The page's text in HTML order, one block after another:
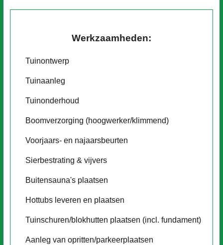
Werkzaamheden:
Tuinontwerp
Tuinaanleg
Tuinonderhoud
Boomverzorging (hoogwerker/klimmend)
Voorjaars- en najaarsbeurten
Sierbestrating & vijvers
Buitensauna's plaatsen
Hottubs leveren en plaatsen
Tuinschuren/blokhutten plaatsen (incl. fundament)
Aanleg van opritten/parkeerplaatsen